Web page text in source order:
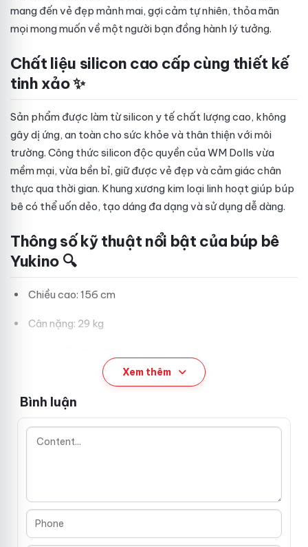
mang đến vẻ đẹp mảnh mai, gợi cảm tự nhiên, thỏa mãn
mọi mong muốn về một người bạn đồng hành lý tưởng.
Chất liệu silicon cao cấp cùng thiết kế
tinh xảo ✨
Sản phẩm được làm từ silicon y tế chất lượng cao, không
gây dị ứng, an toàn cho sức khỏe và thân thiện với môi
trường. Công thức silicon độc quyền của WM Dolls vừa
mềm mại, vừa bền bỉ, giữ được vẻ đẹp và cảm giác chân
thực qua thời gian. Khung xương kim loại linh hoạt giúp búp
bê có thể uốn dẻo, tạo dáng đa dạng và sử dụng dễ dàng.
Thông số kỹ thuật nổi bật của búp bê
Yukino 🔍
Chiều cao: 156 cm
Cân nặng: 29 kg
Vòng eo thon gọn: 58 cm
Vòng hông quyến rũ: 79 cm
Đùi săn chắc: 44 cm
Chiều sâu âm đạo và hậu môn: đều 17 cm
Xem thêm
Bình luận